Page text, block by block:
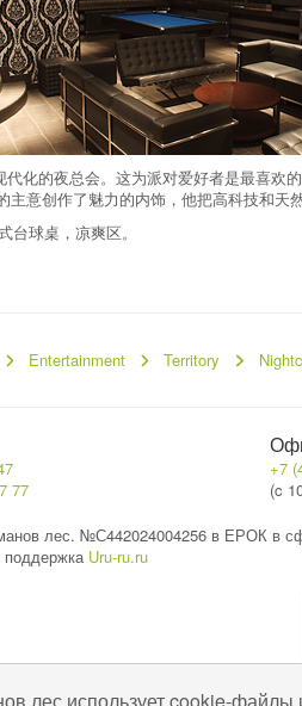
代化的夜总会。这为派对爱好者是最喜
意创作了魅力的内饰，他把高科技和天
球桌，凉爽区。
Entertainment Territory
77
+7
(c
лес. №С442024004256 в ЕРОК в
поддержка Uru-ru.ru